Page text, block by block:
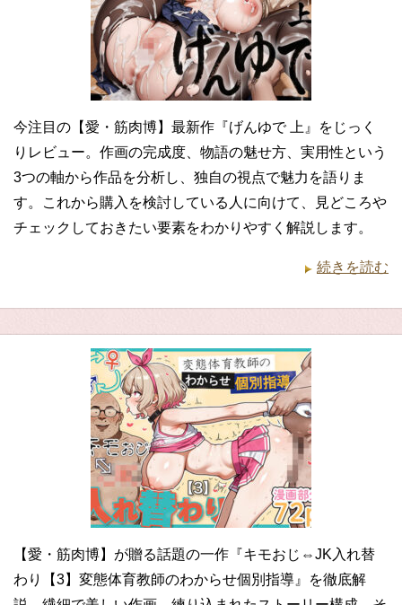
今注目の【愛・筋肉博】最新作『げんゆで 上』をじっく
りレビュー。作画の完成度、物語の魅せ方、実用性という
3つの軸から作品を分析し、独自の視点で魅力を語りま
す。これから購入を検討している人に向けて、見どころや
チェックしておきたい要素をわかりやすく解説します。
続きを読む
【愛・筋肉博】が贈る話題の一作『キモおじ⇔JK入れ替
わり【3】変態体育教師のわからせ個別指導』を徹底解